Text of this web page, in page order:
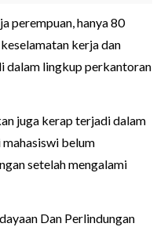
perempuan, hanya 80
kerja dan
dalam lingkup perkantoran
juga kerap terjadi dalam
belum
setelah mengalami
Dan Perlindungan